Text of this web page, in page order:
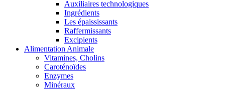
Auxiliaires technologiques
Ingrédients
Les épaississants
Raffermissants
Excipients
Alimentation Animale
Vitamines, Cholins
Caroténoïdes
Enzymes
Minéraux